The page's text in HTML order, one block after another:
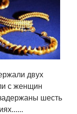
двух
с женщин
шесть